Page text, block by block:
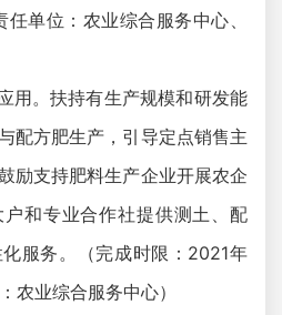
单位：农业综合服务中心、
用。扶持有生产规模和研发能
配方肥生产，引导定点销售主
励支持肥料生产企业开展农企
和专业合作社提供测土、配
服务。（完成时限：2021年
农业综合服务中心）